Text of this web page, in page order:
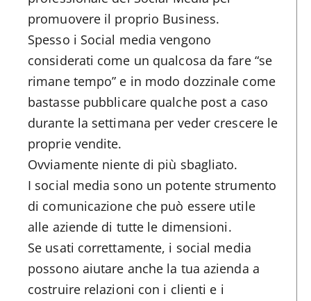
promuovere il proprio Business.
Spesso i Social media vengono
considerati come un qualcosa da fare “se
rimane tempo” e in modo dozzinale come
bastasse pubblicare qualche post a caso
durante la settimana per veder crescere le
proprie vendite.
Ovviamente niente di più sbagliato.
I social media sono un potente strumento
di comunicazione che può essere utile
alle aziende di tutte le dimensioni.
Se usati correttamente, i social media
possono aiutare anche la tua azienda a
costruire relazioni con i clienti e i